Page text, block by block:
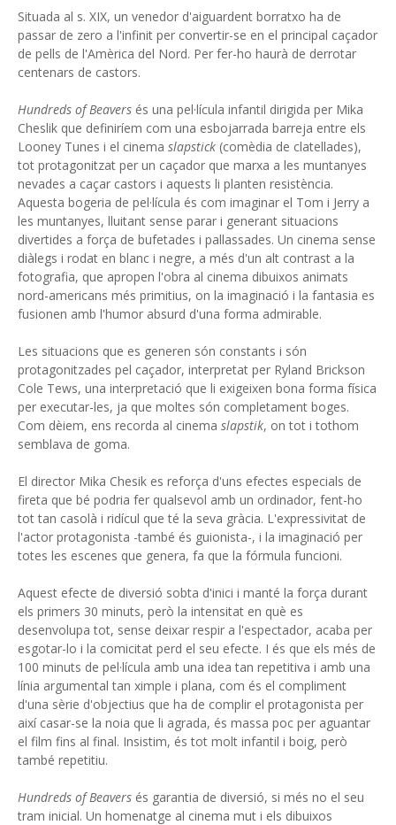
Situada al s. XIX, un venedor d'aiguardent borratxo ha de
passar de zero a l'infinit per convertir-se en el principal caçador
de pells de l'Amèrica del Nord. Per fer-ho haurà de derrotar
centenars de castors.
Hundreds of Beavers és una pel·lícula infantil dirigida per Mika
Cheslik que definiríem com una esbojarrada barreja entre els
Looney Tunes i el cinema slapstick (comèdia de clatellades),
tot protagonitzat per un caçador que marxa a les muntanyes
nevades a caçar castors i aquests li planten resistència.
Aquesta bogeria de pel·lícula és com imaginar el Tom i Jerry a
les muntanyes, lluitant sense parar i generant situacions
divertides a força de bufetades i pallassades. Un cinema sense
diàlegs i rodat en blanc i negre, a més d'un alt contrast a la
fotografia, que apropen l'obra al cinema dibuixos animats
nord-americans més primitius, on la imaginació i la fantasia es
fusionen amb l'humor absurd d'una forma admirable.
Les situacions que es generen són constants i són
protagonitzades pel caçador, interpretat per Ryland Brickson
Cole Tews, una interpretació que li exigeixen bona forma física
per executar-les, ja que moltes són completament boges.
Com dèiem, ens recorda al cinema slapstik, on tot i tothom
semblava de goma.
El director Mika Chesik es reforça d'uns efectes especials de
fireta que bé podria fer qualsevol amb un ordinador, fent-ho
tot tan casolà i ridícul que té la seva gràcia. L'expressivitat de
l'actor protagonista -també és guionista-, i la imaginació per
totes les escenes que genera, fa que la fórmula funcioni.
Aquest efecte de diversió sobta d'inici i manté la força durant
els primers 30 minuts, però la intensitat en què es
desenvolupa tot, sense deixar respir a l'espectador, acaba per
esgotar-lo i la comicitat perd el seu efecte. I és que els més de
100 minuts de pel·lícula amb una idea tan repetitiva i amb una
línia argumental tan ximple i plana, com és el compliment
d'una sèrie d'objectius que ha de complir el protagonista per
així casar-se la noia que li agrada, és massa poc per aguantar
el film fins al final. Insistim, és tot molt infantil i boig, però
també repetitiu.
Hundreds of Beavers és garantia de diversió, si més no el seu
tram inicial. Un homenatge al cinema mut i els dibuixos